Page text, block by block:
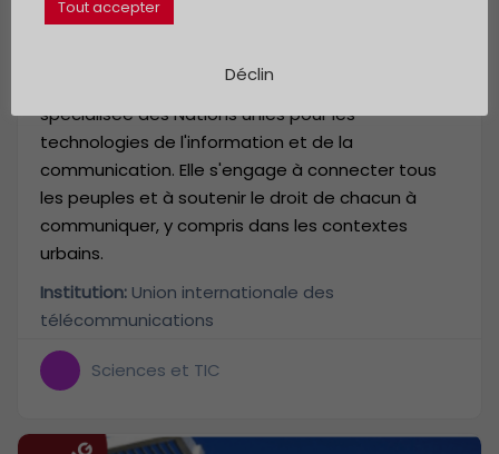
Genève
L'UIT, dont le siège est à Genève, est l'institution
spécialisée des Nations unies pour les
technologies de l'information et de la
communication. Elle s'engage à connecter tous
les peuples et à soutenir le droit de chacun à
communiquer, y compris dans les contextes
urbains.
Institution: Union internationale des
télécommunications
Sciences et TIC
Tout accepter
Déclin